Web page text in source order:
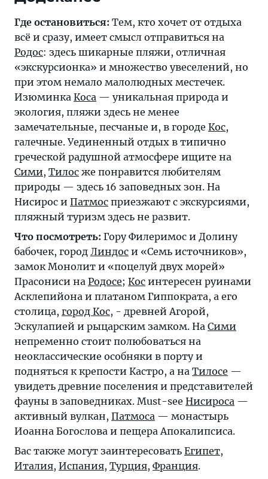
Где остановиться: Тем, кто хочет от отдыха
всё и сразу, имеет смысл отправиться на
Родос: здесь шикарные пляжи, отличная
«экскурсионка» и множество увеселений, но
при этом немало малолюдных местечек.
Изюминка Коса — уникальная природа и
экология, пляжи здесь не менее
замечательные, песчаные и, в городе Кос,
галечные. Уединенный отдых в типично
греческой радушной атмосфере ищите на
Сими, Тилос же понравится любителям
природы — здесь 16 заповедных зон. На
Нисирос и Патмос приезжают с экскурсиями,
пляжный туризм здесь не развит.
Что посмотреть: Гору Филеримос и Долину
бабочек, город Линдос и «Семь источников»,
замок Монолит и «поцелуй двух морей»
Прасониси на Родосе; Кос интересен руинами
Асклепийона и платаном Гиппократа, а его
столица, город Кос, - древней Агорой,
Эскулапией и рыцарским замком. На Сими
непременно стоит полюбоваться на
неоклассические особняки в порту и
подняться к крепости Кастро, а на Тилосе —
увидеть древние поселения и представителей
фауны в заповедниках. Must-see Нисироса —
активный вулкан, Патмоса — монастырь
Иоанна Богослова и пещера Апокалипсиса.
Вас также могут заинтересовать Египет,
Италия, Испания, Турция, Франция.